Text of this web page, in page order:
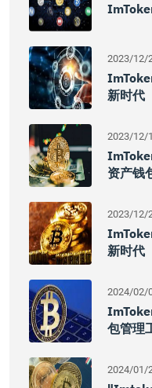
2023/12/
新时代
2023/12/
资产钱
2023/12/
新时代
2024/02/
包管理
2024/01/